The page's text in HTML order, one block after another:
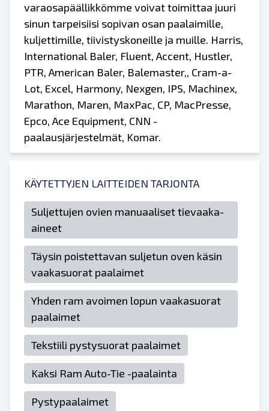
varaosapäällikkömme voivat toimittaa juuri
sinun tarpeisiisi sopivan osan paalaimille,
kuljettimille, tiivistyskoneille ja muille. Harris,
International Baler, Fluent, Accent, Hustler,
PTR, American Baler, Balemaster,, Cram-a-
Lot, Excel, Harmony, Nexgen, IPS, Machinex,
Marathon, Maren, MaxPac, CP, MacPresse,
Epco, Ace Equipment, CNN -
paalausjärjestelmät, Komar.
KÄYTETTYJEN LAITTEIDEN TARJONTA
Suljettujen ovien manuaaliset tievaaka-
aineet
Täysin poistettavan suljetun oven käsin
vaakasuorat paalaimet
Yhden ram avoimen lopun vaakasuorat
paalaimet
Tekstiili pystysuorat paalaimet
Kaksi Ram Auto-Tie -paalainta
Pystypaalaimet